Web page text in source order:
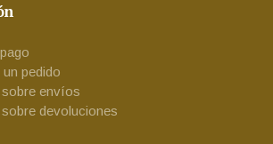
pedido
envíos
devoluciones